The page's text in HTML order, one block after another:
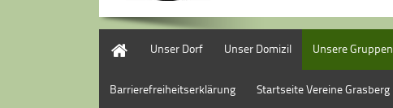
Unser Dorf Unser Domizil Unsere Gruppen
Barrierefreiheitserklärung Startseite Vereine Grasberg